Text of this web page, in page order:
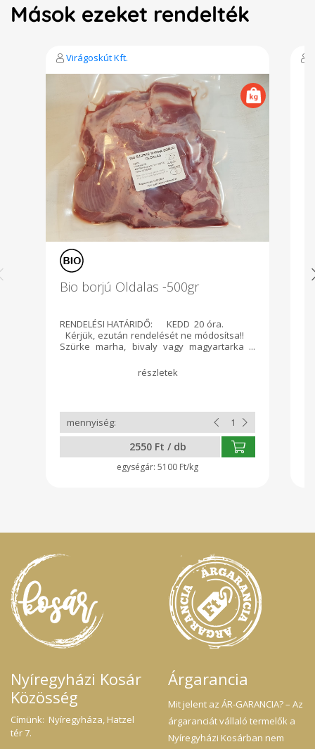
Mások ezeket rendelték
Virágoskút Kft.
Bio borjú Oldalas -500gr
RENDELÉSI HATÁRIDŐ: KEDD 20 óra.
Kérjük, ezután rendelését ne módosítsa!!
Szürke marha, bivaly vagy magyartarka
anyagot nem tartalmaz! Gyártó:
Virágoskút Biogazdaság Balmazújváros
2550 Ft / db
5100 Ft/kg
Nyíregyházi Kosár
Közösség
Címünk: Nyíregyháza, Hatzel
tér 7.
Árgarancia
Mit jelent az ÁR-GARANCIA? – Az
árgaranciát vállaló termelők a
Nyíregyházi Kosárban nem